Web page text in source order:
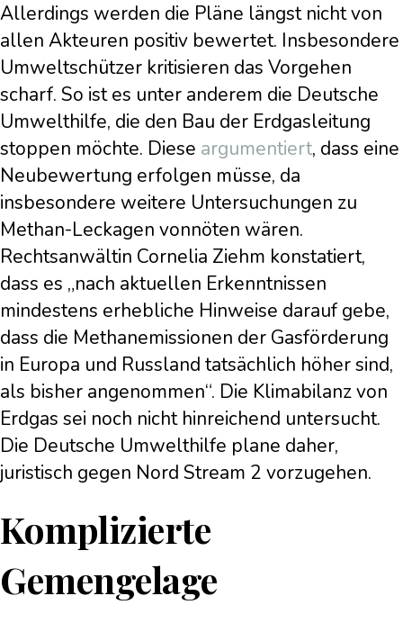
Allerdings werden die Pläne längst nicht von
allen Akteuren positiv bewertet. Insbesondere
Umweltschützer kritisieren das Vorgehen
scharf. So ist es unter anderem die Deutsche
Umwelthilfe, die den Bau der Erdgasleitung
stoppen möchte. Diese argumentiert, dass eine
Neubewertung erfolgen müsse, da
insbesondere weitere Untersuchungen zu
Methan-Leckagen vonnöten wären.
Rechtsanwältin Cornelia Ziehm konstatiert,
dass es „nach aktuellen Erkenntnissen
mindestens erhebliche Hinweise darauf gebe,
dass die Methanemissionen der Gasförderung
in Europa und Russland tatsächlich höher sind,
als bisher angenommen“. Die Klimabilanz von
Erdgas sei noch nicht hinreichend untersucht.
Die Deutsche Umwelthilfe plane daher,
juristisch gegen Nord Stream 2 vorzugehen.
Komplizierte
Gemengelage